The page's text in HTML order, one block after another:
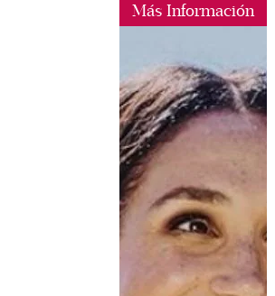
Más Información